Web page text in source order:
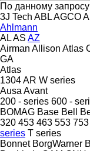
По данному
3J Tech ABLAGCO
Ahlmann
ALAS AZ
Airman Allison Atlas
GA
Atlas
1304AR W series
Ausa Avant
200 - series 600 -
BOMAG Base Bell
320 453 463 553 753
series T series
Bonnet BorgWarner